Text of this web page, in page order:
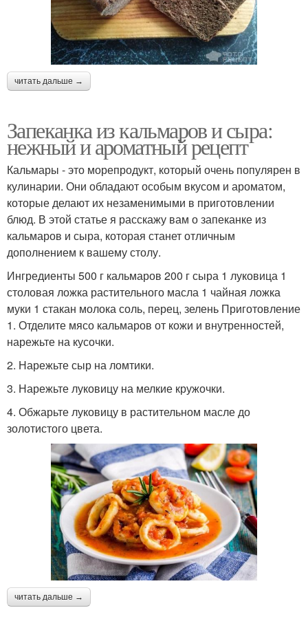
читать дальше →
Запеканка из кальмаров и сыра:
нежный и ароматный рецепт
Кальмары - это морепродукт, который очень популярен в
кулинарии. Они обладают особым вкусом и ароматом,
которые делают их незаменимыми в приготовлении
блюд. В этой статье я расскажу вам о запеканке из
кальмаров и сыра, которая станет отличным
дополнением к вашему столу.
Ингредиенты 500 г кальмаров 200 г сыра 1 луковица 1
столовая ложка растительного масла 1 чайная ложка
муки 1 стакан молока соль, перец, зелень Приготовление
1. Отделите мясо кальмаров от кожи и внутренностей,
нарежьте на кусочки.
2. Нарежьте сыр на ломтики.
3. Нарежьте луковицу на мелкие кружочки.
4. Обжарьте луковицу в растительном масле до
золотистого цвета.
читать дальше →